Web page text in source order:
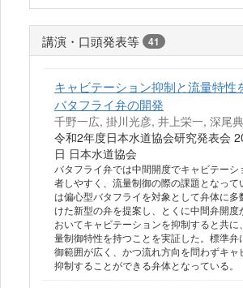
講演・口頭発表等 41
キャビテーション抑制と流量特性
バタフライ弁の開発
千野一広, 掛川光彦, 井上栄一, 深尾
令和2年度日本水道協会研究発表会
日 日本水道協会
バタフライ弁では中間開度でキャビテーシ
者しやすく、流量制御の際の課題となって
は偏心型バタフライを対象として弁体に多
けた新型の弁を提案し、とくに中間弁開度
おいてキャビテーションを抑制すると共に
量制御特性を持つことを実証した。標準弁
御範囲が広く、かつ流れ方向を問わずキャ
抑制することができる弁体となっている。